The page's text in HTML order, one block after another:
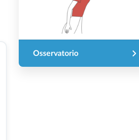
Osservatorio